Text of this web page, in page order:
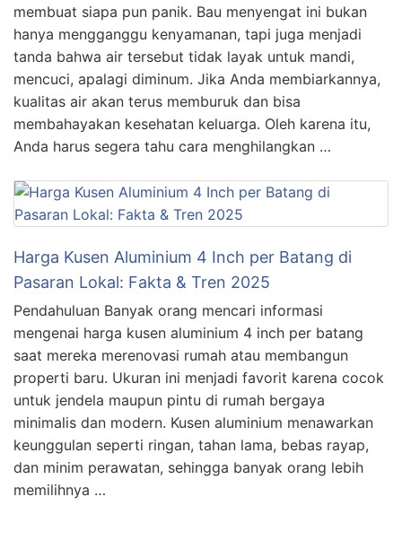
membuat siapa pun panik. Bau menyengat ini bukan
hanya mengganggu kenyamanan, tapi juga menjadi
tanda bahwa air tersebut tidak layak untuk mandi,
mencuci, apalagi diminum. Jika Anda membiarkannya,
kualitas air akan terus memburuk dan bisa
membahayakan kesehatan keluarga. Oleh karena itu,
Anda harus segera tahu cara menghilangkan …
Harga Kusen Aluminium 4 Inch per Batang di
Pasaran Lokal: Fakta & Tren 2025
Pendahuluan Banyak orang mencari informasi
mengenai harga kusen aluminium 4 inch per batang
saat mereka merenovasi rumah atau membangun
properti baru. Ukuran ini menjadi favorit karena cocok
untuk jendela maupun pintu di rumah bergaya
minimalis dan modern. Kusen aluminium menawarkan
keunggulan seperti ringan, tahan lama, bebas rayap,
dan minim perawatan, sehingga banyak orang lebih
memilihnya …